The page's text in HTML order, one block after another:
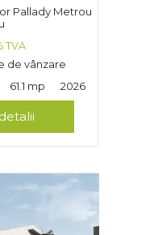
Pallady Metrou
TVA
de vânzare
61.1 mp 2026